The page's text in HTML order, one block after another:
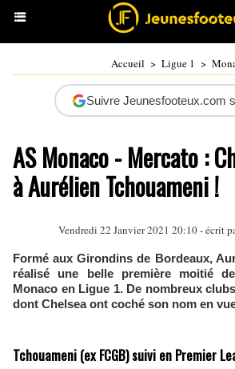
Accueil > Ligue 1 >
Suivre Jeunesfooteux.com
AS Monaco - Mercato :
à Aurélien Tchouameni !
Vendredi 22 Janvier 2021 20:10 - écrit
Formé aux Girondins de Bordeaux,
réalisé une belle première moitié
Monaco en Ligue 1. De nombreux
dont Chelsea ont coché son nom en
Tchouameni (ex FCGB) suivi en Premier